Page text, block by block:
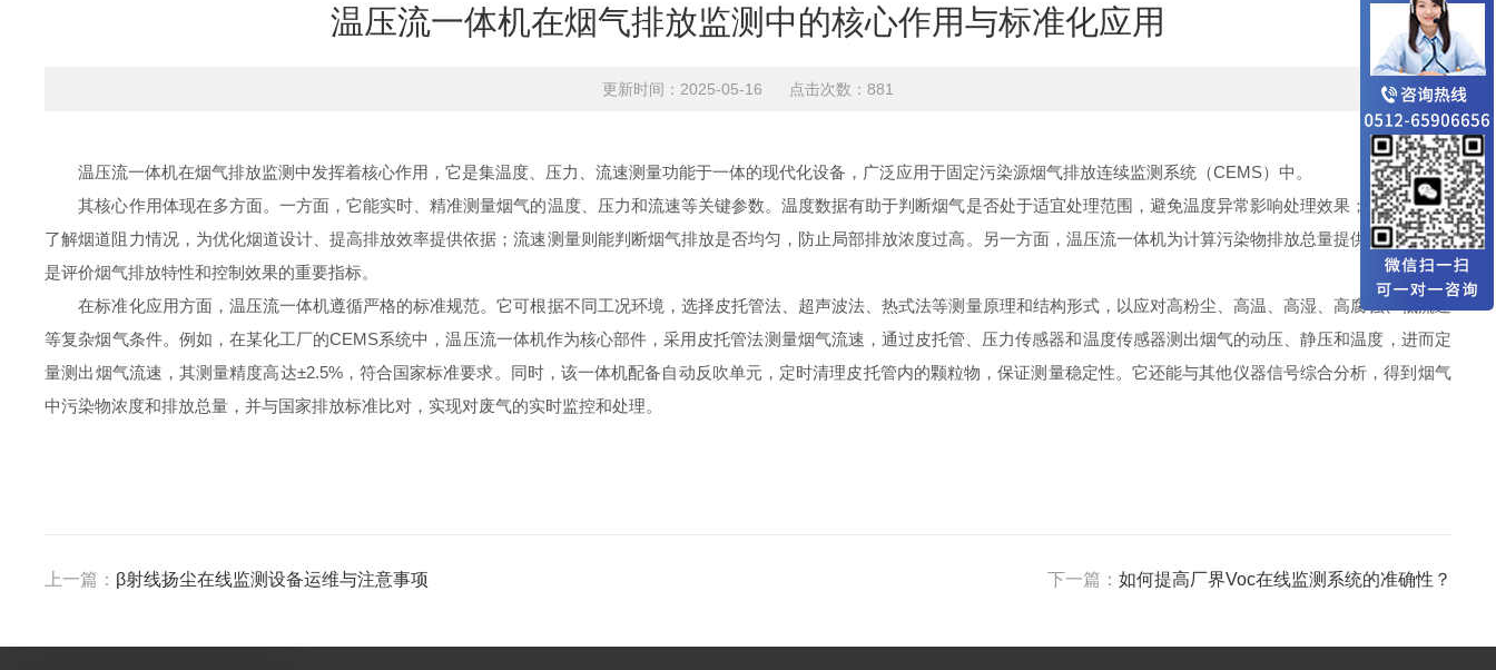
温压流一体机在烟气排放监测中的核心作用与标准化应用
更新时间：2025-05-16 点击次数：881
温压流一体机在烟气排放监测中发挥着核心作用，它是集温度、压力、流速测量功能于一体的现代化设备，广泛应用于固定污染源烟气排放连续监测系统（CEMS）中。
其核心作用体现在多方面。一方面，它能实时、精准测量烟气的温度、压力和流速等关键参数。温度数据有助于判断烟气是否处于适宜处理范围，避免温度异常影响处理效果；压力测量可
了解烟道阻力情况，为优化烟道设计、提高排放效率提供依据；流速测量则能判断烟气排放是否均匀，防止局部排放浓度过高。另一方面，温压流一体机为计算污染物排放总量提供关键参数，
是评价烟气排放特性和控制效果的重要指标。
在标准化应用方面，温压流一体机遵循严格的标准规范。它可根据不同工况环境，选择皮托管法、超声波法、热式法等测量原理和结构形式，以应对高粉尘、高温、高湿、高腐蚀、低流速
等复杂烟气条件。例如，在某化工厂的CEMS系统中，温压流一体机作为核心部件，采用皮托管法测量烟气流速，通过皮托管、压力传感器和温度传感器测出烟气的动压、静压和温度，进而定
量测出烟气流速，其测量精度高达±2.5%，符合国家标准要求。同时，该一体机配备自动反吹单元，定时清理皮托管内的颗粒物，保证测量稳定性。它还能与其他仪器信号综合分析，得到烟气
中污染物浓度和排放总量，并与国家排放标准比对，实现对废气的实时监控和处理。
上一篇： β射线扬尘在线监测设备运维与注意事项 下一篇： 如何提高厂界Voc在线监测系统的准确性？